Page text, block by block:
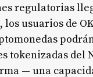
regulatorias
usuarios de
tokenizadas del
— una